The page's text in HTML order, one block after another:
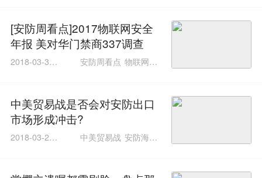
[安防周看点]2017物联网安全
年报 美对华门禁商337调查
2018-03-30 1
安防周看点 物联网安
中美贸易战是否会对安防出口
市场形成冲击?
2018-03-29 1
中美贸易战 安防海外